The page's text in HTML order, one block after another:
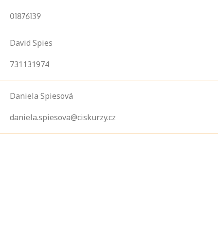
01876139
David Spies
731131974
Daniela Spiesová
daniela.spiesova@ciskurzy.cz